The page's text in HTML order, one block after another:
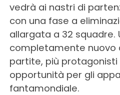
vedrà ai nastri di
con una fase a
allargata a 32 squadre.
completamente nuovo
partite, più
opportunità per gli
fantamondiale.